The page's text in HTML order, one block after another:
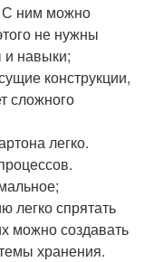
С ним можно
не нужны
и навыки;
конструкции,
сложного
легко.
легко спрятать
можно создавать
хранения.